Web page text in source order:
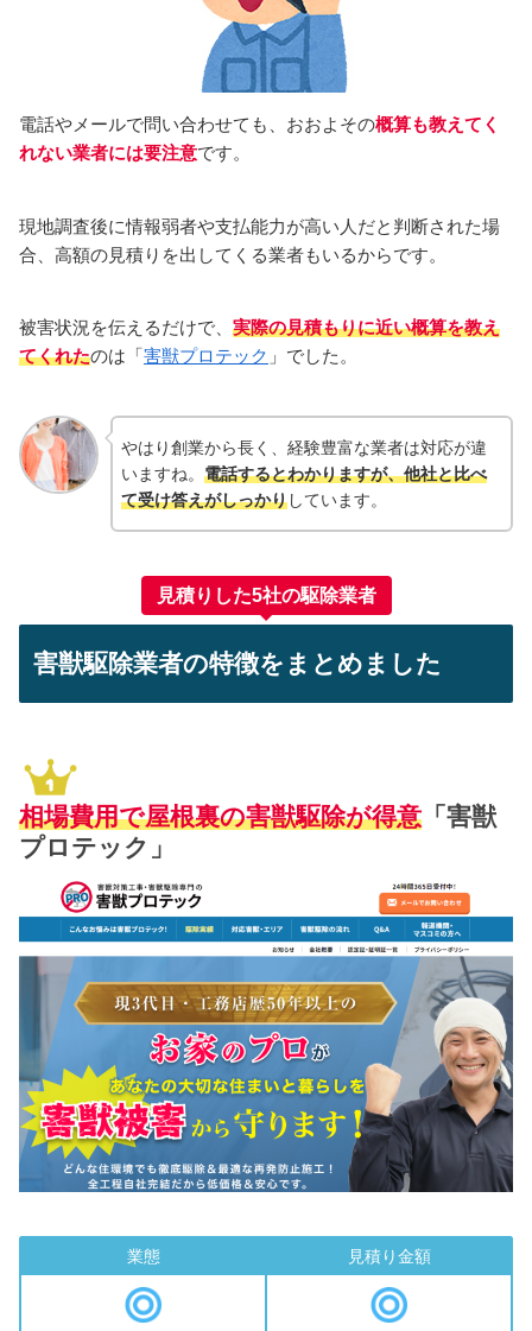
電話やメールで問い合わせても、おおよその概算も教えてく
れない業者には要注意です。
現地調査後に情報弱者や支払能力が高い人だと判断された場
合、高額の見積りを出してくる業者もいるからです。
被害状況を伝えるだけで、 実際の見積もりに近い概算を教え
てくれたのは「害獣プロテック 」でした。
やはり創業から長く、経験豊富な業者は対応が違
いますね。 電話するとわかりますが、他社と比べ
て受け答えがしっかりしています。
見積りした5社の駆除業者
害獣駆除業者の特徴をまとめました
相場費用で屋根裏の害獣駆除が得意 「害獣
プロテック」
業態 見積り金額